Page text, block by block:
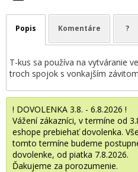
! DOVOLENKA 3.8. - 6.8.2026 !
Vážení zákazníci, v termíne od
eshope prebiehať dovolenka.
tomto termíne budeme
dovolenke, od piatka 7.8.2026.
Ďakujeme za porozumenie.
Popis Komentáre ?
T-kus sa používa na vytváranie
troch spojok s vonkajším